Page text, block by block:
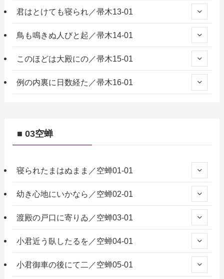
君はとけても寝られ／帚木13-01
鳥も鳴きぬ人びと起／帚木14-01
このほどは大殿にの／帚木15-01
例の内裏に日数経た／帚木16-01
■ 03空蝉
寝られたまはぬまま／空蝉01-01
幼き心地にいかなら／空蝉02-01
渡殿の戸口に寄りゐ／空蝉03-01
小君近う臥したるを／空蝉04-01
小君御車の後にて二／空蝉05-01